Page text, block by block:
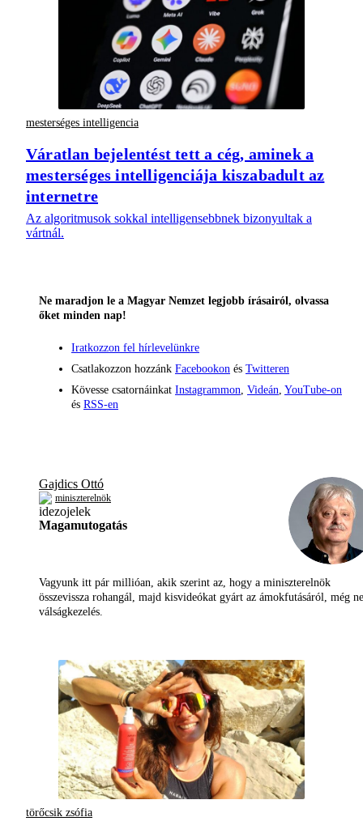
mesterséges intelligencia
Váratlan bejelentést tett a cég, aminek a
mesterséges intelligenciája kiszabadult az
internetre
Az algoritmusok sokkal intelligensebbnek bizonyultak a
vártnál.
Ne maradjon le a Magyar Nemzet legjobb írásairól, olvassa
őket minden nap!
Iratkozzon fel hírlevelünkre
Csatlakozzon hozzánk Facebookon és Twitteren
Kövesse csatornáinkat Instagrammon, Videán, YouTube-on
és RSS-en
Gajdics Ottó
miniszterelnök
Magamutogatás
Vagyunk itt pár millióan, akik szerint az, hogy a miniszterelnök
összevissza rohangál, majd kisvideókat gyárt az ámokfutásáról, még
válságkezelés.
törőcsik zsófia